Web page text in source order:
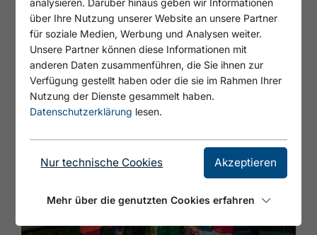
ganze Familie
: 3
analysieren. Darüber hinaus geben wir Informationen
über Ihre Nutzung unserer Website an unsere Partner
für soziale Medien, Werbung und Analysen weiter.
Unsere Partner können diese Informationen mit
anderen Daten zusammenführen, die Sie ihnen zur
Verfügung gestellt haben oder die sie im Rahmen Ihrer
Nutzung der Dienste gesammelt haben.
Datenschutzerklärung lesen.
Nur technische Cookies Akzeptieren
Mehr über die genutzten Cookies erfahren